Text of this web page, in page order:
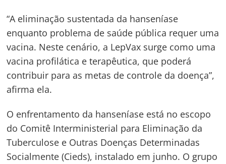
“A eliminação sustentada da hanseníase
enquanto problema de saúde pública requer uma
vacina. Neste cenário, a LepVax surge como uma
vacina profilática e terapêutica, que poderá
contribuir para as metas de controle da doença”,
afirma ela.
O enfrentamento da hanseníase está no escopo
do Comitê Interministerial para Eliminação da
Tuberculose e Outras Doenças Determinadas
Socialmente (Cieds), instalado em junho. O grupo